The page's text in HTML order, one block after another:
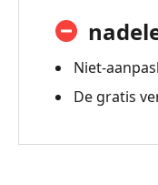
Niet-
De gratis